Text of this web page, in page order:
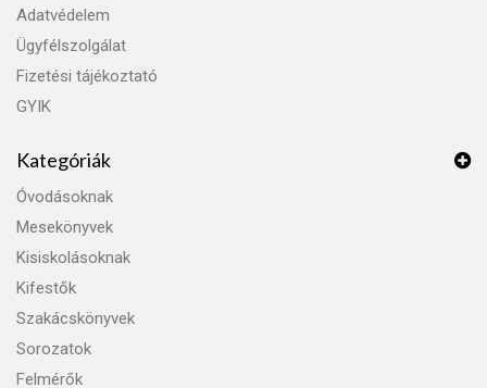
Adatvédelem
Ügyfélszolgálat
Fizetési tájékoztató
GYIK
Kategóriák
Óvodásoknak
Mesekönyvek
Kisiskolásoknak
Kifestők
Szakácskönyvek
Sorozatok
Felmérők